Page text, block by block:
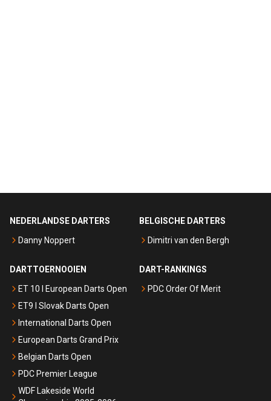
NEDERLANDSE DARTERS
Danny Noppert
BELGISCHE DARTERS
Dimitri van den Bergh
DARTTOERNOOIEN
ET 10 I European Darts Open
ET9 I Slovak Darts Open
International Darts Open
European Darts Grand Prix
Belgian Darts Open
PDC Premier League
WDF Lakeside World
DART-RANKINGS
PDC Order Of Merit